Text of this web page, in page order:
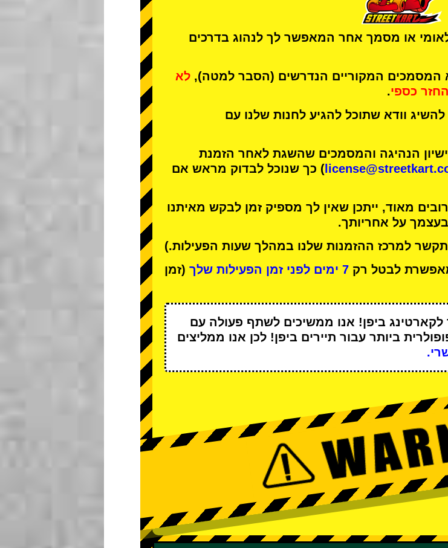
או מסמך אחר המאפשר לך לנהוג בדרכים
המקוריים הנדרשים (הסבר למטה), לא
כספי.
וודא שתוכל להגיע לחנות שלנו עם
הנהיגה והמסמכים שהשגת לאחר הזמנת
) כך שנוכל לבדוק מראש אם
מאוד, ייתכן שאין לך מספיק זמן לבקש מאיתנו
על אחריותך.
למרכז ההזמנות שלנו במהלך שעות הפעילות.)
7 ימים לפני זמן הפעילות שלך
(זמן
ביפן! אנו ממשיכים לשתף פעולה עם
ביותר עבור תיירים ביפן! לכן אנו ממליצים